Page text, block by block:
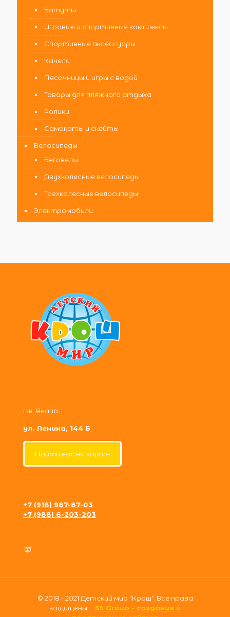
Батуты
Игровые и спортивные комплексы
Спортивные аксессуары
Качели
Песочницы и игры с водой
Товары для пляжного отдыха
Ролики
Самокаты и скейты
Велосипеды
Беговелы
Двухколесные велосипеды
Трехколесные велосипеды
Электромобили
г-к. Анапа
ул. Ленина, 144 Б
Найти нас на карте
+7 (918) 987-87-03
+7 (988) 6-203-203
© 2018 - 2021 Детский мир "Крош". Все права
защищены. S5 Group - создание и